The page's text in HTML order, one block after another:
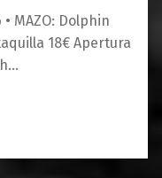
MAZO: Dolphin
18€ Apertura